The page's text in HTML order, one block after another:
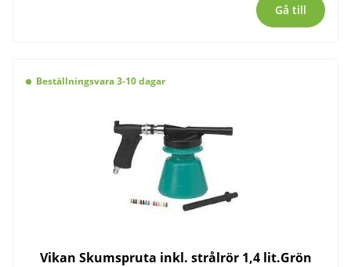
Gå till
Beställningsvara 3-10 dagar
Vikan Skumspruta inkl. strålrör 1,4 lit.Grön